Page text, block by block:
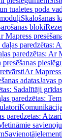
tualetes poda
Skalošanas
bloki
Mapress
daļas paredzētas:
paredzētas: Ar
Ar Mapress
adatasJavas
Sadalītāji
paredzētas:
paredzētas: Atzari
Savienotājelementi